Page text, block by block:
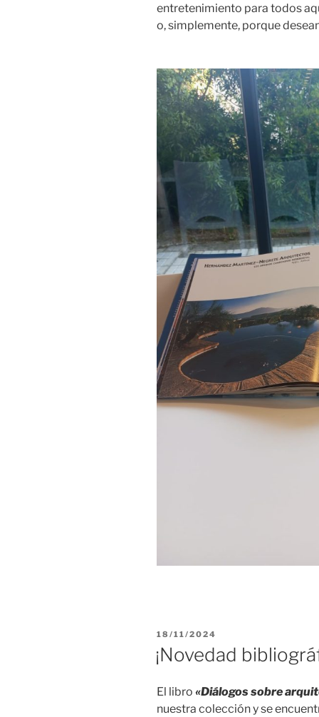
entretenimiento para todos
o, simplemente, porque
PUBLICADO
EL
18/11/2024
¡Novedad
El libro «Diálogos sobre
nuestra colección y se